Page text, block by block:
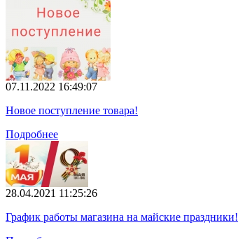
07.11.2022 16:49:07
Новое поступление товара!
Подробнее
28.04.2021 11:25:26
График работы магазина на майские праздники!